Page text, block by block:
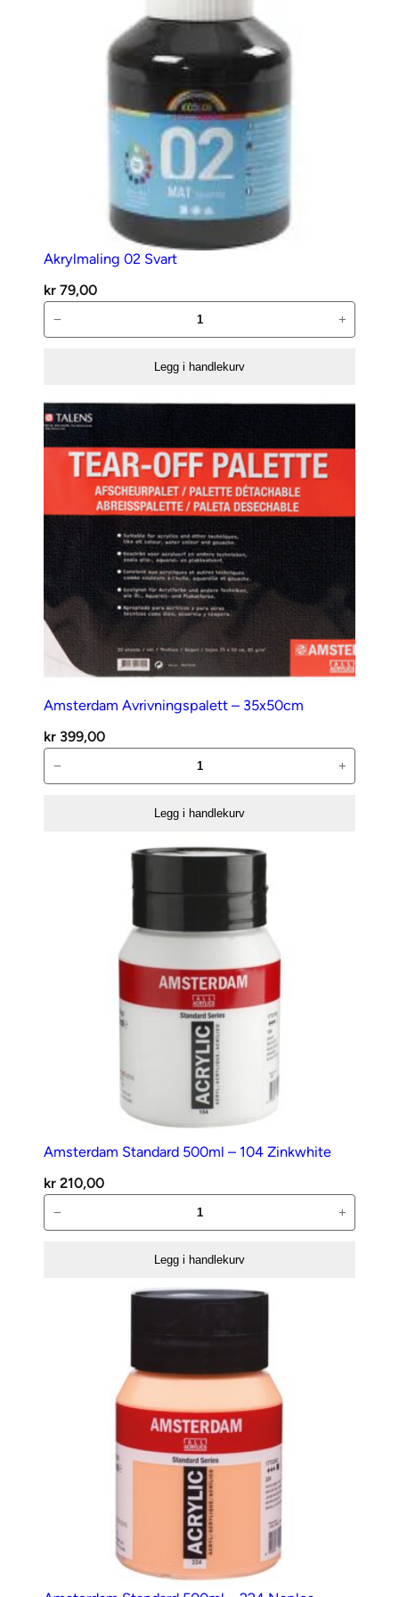
Akrylmaling 02 Svart
kr 79,00
02
− +
Legg i handlekurv
Amsterdam Avrivningspalett – 35x50cm
kr 399,00
Avrivningspalett
− +
Legg i handlekurv
Amsterdam Standard 500ml – 104 Zinkwhite
kr 210,00
Standard
− +
Legg i handlekurv